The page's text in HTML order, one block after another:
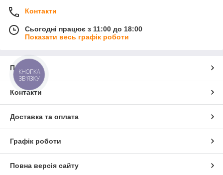
Контакти
Сьогодні працює з 11:00 до 18:00
Показати весь графік роботи
Про нас
Контакти
Доставка та оплата
Графік роботи
Повна версія сайту
КНОПКА
ЗВ'ЯЗКУ